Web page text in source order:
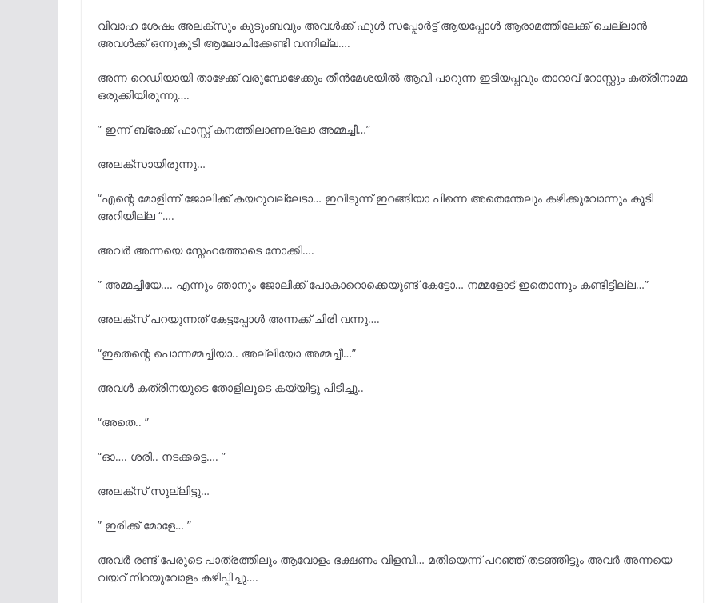
വിവാഹ ശേഷം അലക്സും കുടുംബവും അവൾക്ക് ഫുൾ സപ്പോർട്ട് ആയപ്പോൾ ആരാമത്തിലേക്ക് ചെല്ലാൻ
അവൾക്ക് ഒന്നുകൂടി ആലോചിക്കേണ്ടി വന്നില്ല….
അന്ന റെഡിയായി താഴേക്ക് വരുമ്പോഴേക്കും തീൻമേശയിൽ ആവി പാറുന്ന ഇടിയപ്പവും താറാവ് റോസ്റ്റും കത്രീനാമ്മ
ഒരുക്കിയിരുന്നു….
” ഇന്ന് ബ്രേക്ക് ഫാസ്റ്റ് കനത്തിലാണല്ലോ അമ്മച്ചീ…”
അലക്സായിരുന്നു…
“എന്റെ മോളിന്ന് ജോലിക്ക് കയറുവല്ലേടാ… ഇവിടുന്ന് ഇറങ്ങിയാ പിന്നെ അതെന്തേലും കഴിക്കുവോന്നും കൂടി
അറിയില്ല “….
അവർ അന്നയെ സ്നേഹത്തോടെ നോക്കി….
” അമ്മച്ചിയേ…. എന്നും ഞാനും ജോലിക്ക് പോകാറൊക്കെയുണ്ട് കേട്ടോ… നമ്മളോട് ഇതൊന്നും കണ്ടിട്ടില്ല…”
അലക്സ് പറയുന്നത് കേട്ടപ്പോൾ അന്നക്ക് ചിരി വന്നു….
“ഇതെന്റെ പൊന്നമ്മച്ചിയാ.. അല്ലിയോ അമ്മച്ചീ…”
അവൾ കത്രീനയുടെ തോളിലൂടെ കയ്യിട്ടു പിടിച്ചു..
“അതെ.. ”
“ഓ…. ശരി.. നടക്കട്ടെ…. ”
അലക്സ് സുല്ലിട്ടു…
” ഇരിക്ക് മോളേ… ”
അവർ രണ്ട് പേരുടെ പാത്രത്തിലും ആവോളം ഭക്ഷണം വിളമ്പി… മതിയെന്ന് പറഞ്ഞ് തടഞ്ഞിട്ടും അവർ അന്നയെ
വയറ് നിറയുവോളം കഴിപ്പിച്ചു….